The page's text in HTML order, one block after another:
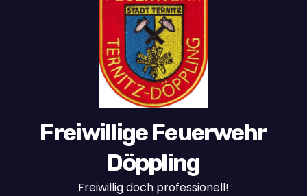
Freiwillige Feuerwehr
Döppling
Freiwillig doch professionell!